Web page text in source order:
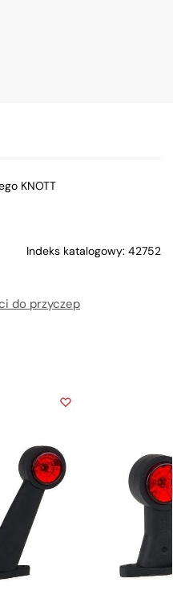
KNOTT
Indeks katalogowy: 42752
do przyczep